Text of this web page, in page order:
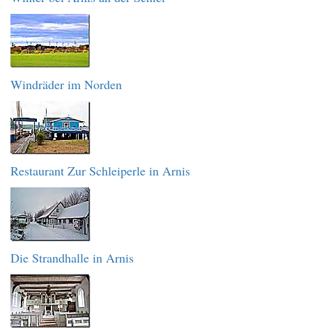
Windräder im Norden
Restaurant Zur Schleiperle in Arnis
Die Strandhalle in Arnis